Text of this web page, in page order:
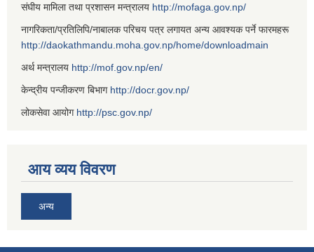
संघीय मामिला तथा प्रशासन मन्त्रालय http://mofaga.gov.np/
नागरिकता/प्रतिलिपि/नाबालक परिचय पत्र लगायत अन्य आवश्यक पर्ने फारमहरू
http://daokathmandu.moha.gov.np/home/downloadmain
अर्थ मन्त्रालय http://mof.gov.np/en/
केन्द्रीय पन्जीकरण बिभाग http://docr.gov.np/
लोकसेवा आयोग http://psc.gov.np/
आय व्यय विवरण
अन्य